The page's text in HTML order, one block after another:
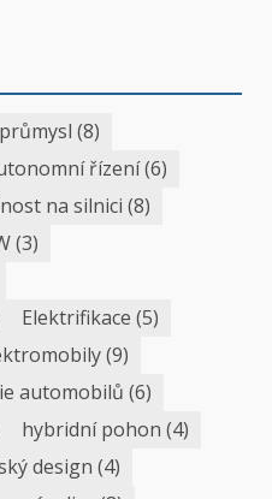
(8)
řízení(6)
na silnici (8)
(3)
Elektrifikace (5)
(9)
automobilů (6)
hybridní pohon (4)
design (4)